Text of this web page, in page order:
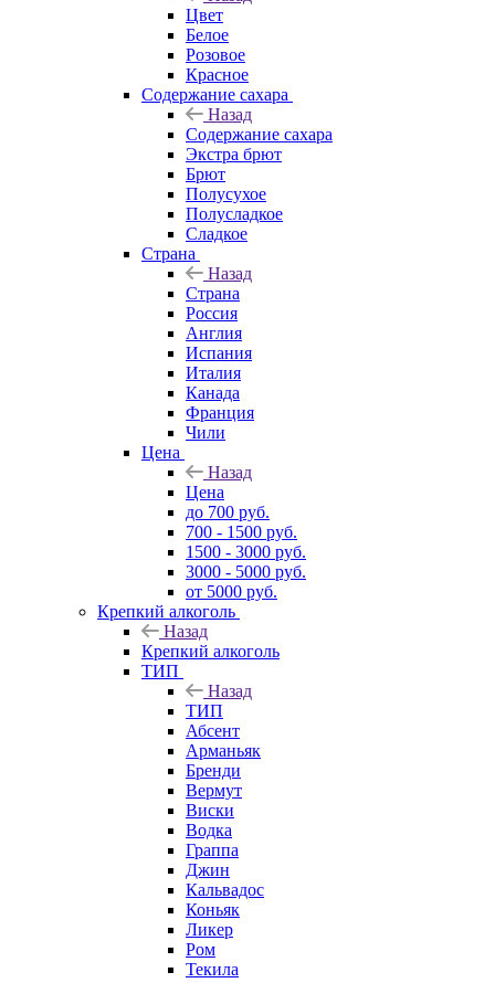
Цвет
Белое
Розовое
Красное
Содержание сахара
Назад
Содержание сахара
Экстра брют
Брют
Полусухое
Полусладкое
Сладкое
Страна
Назад
Страна
Россия
Англия
Испания
Италия
Канада
Франция
Чили
Цена
Назад
Цена
до 700 руб.
700 - 1500 руб.
1500 - 3000 руб.
3000 - 5000 руб.
от 5000 руб.
Крепкий алкоголь
Назад
Крепкий алкоголь
ТИП
Назад
ТИП
Абсент
Арманьяк
Бренди
Вермут
Виски
Водка
Граппа
Джин
Кальвадос
Коньяк
Ликер
Ром
Текила